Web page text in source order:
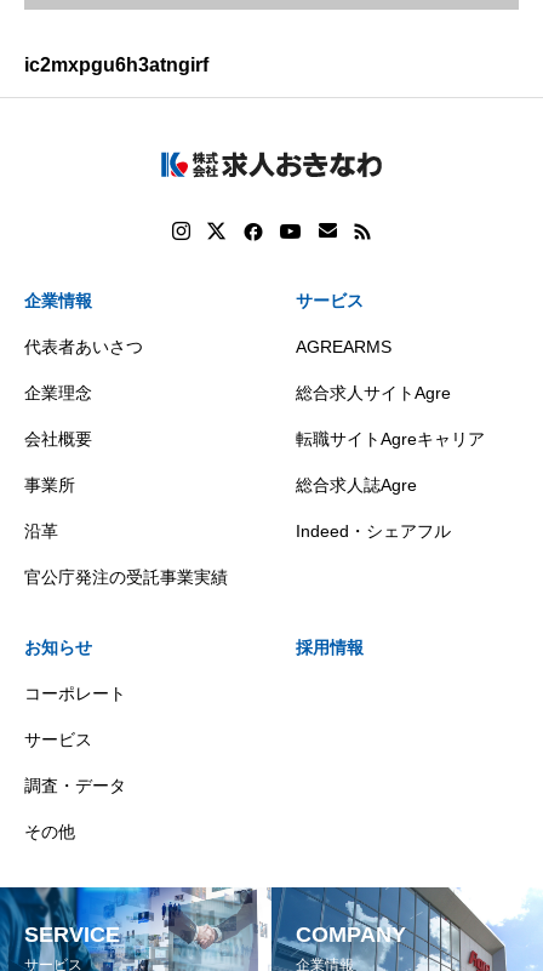
ic2mxpgu6h3atngirf
企業情報
代表者あいさつ
企業理念
会社概要
事業所
沿革
官公庁発注の受託事業実績
サービス
AGREARMS
総合求人サイトAgre
転職サイトAgreキャリア
総合求人誌Agre
Indeed・シェアフル
お知らせ
コーポレート
サービス
調査・データ
その他
採用情報
SERVICE
サービス
COMPANY
企業情報